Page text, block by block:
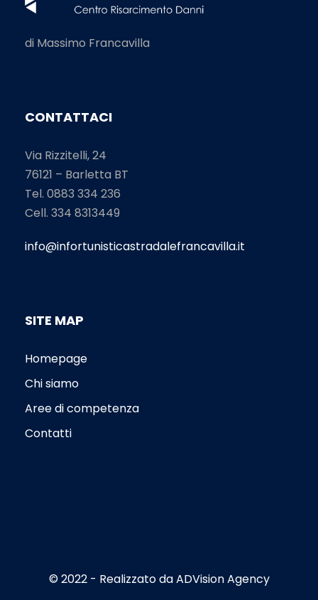
di Massimo Francavilla
CONTATTACI
Via Rizzitelli, 24
76121 – Barletta BT
Tel. 0883 334 236
Cell. 334 8313449
info@infortunisticastradalefrancavilla.it
SITE MAP
Homepage
Chi siamo
Aree di competenza
Contatti
© 2022 - Realizzato daADVision Agency